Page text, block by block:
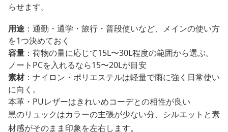
らせます。
用途 ：通勤・通学・旅行・普段使いなど、メインの使い方
を1つ決めておく
容量 ：荷物の量に応じて15L〜30L程度の範囲から選ぶ。
ノートPCを入れるなら15〜20Lが目安
素材：ナイロン・ポリエステルは軽量で雨に強く日常使い
に向く。
本革・PUレザーはきれいめコーデとの相性が良い
黒のリュックはカラーの主張が少ない分、シルエットと素
材感がそのまま印象を左右します。